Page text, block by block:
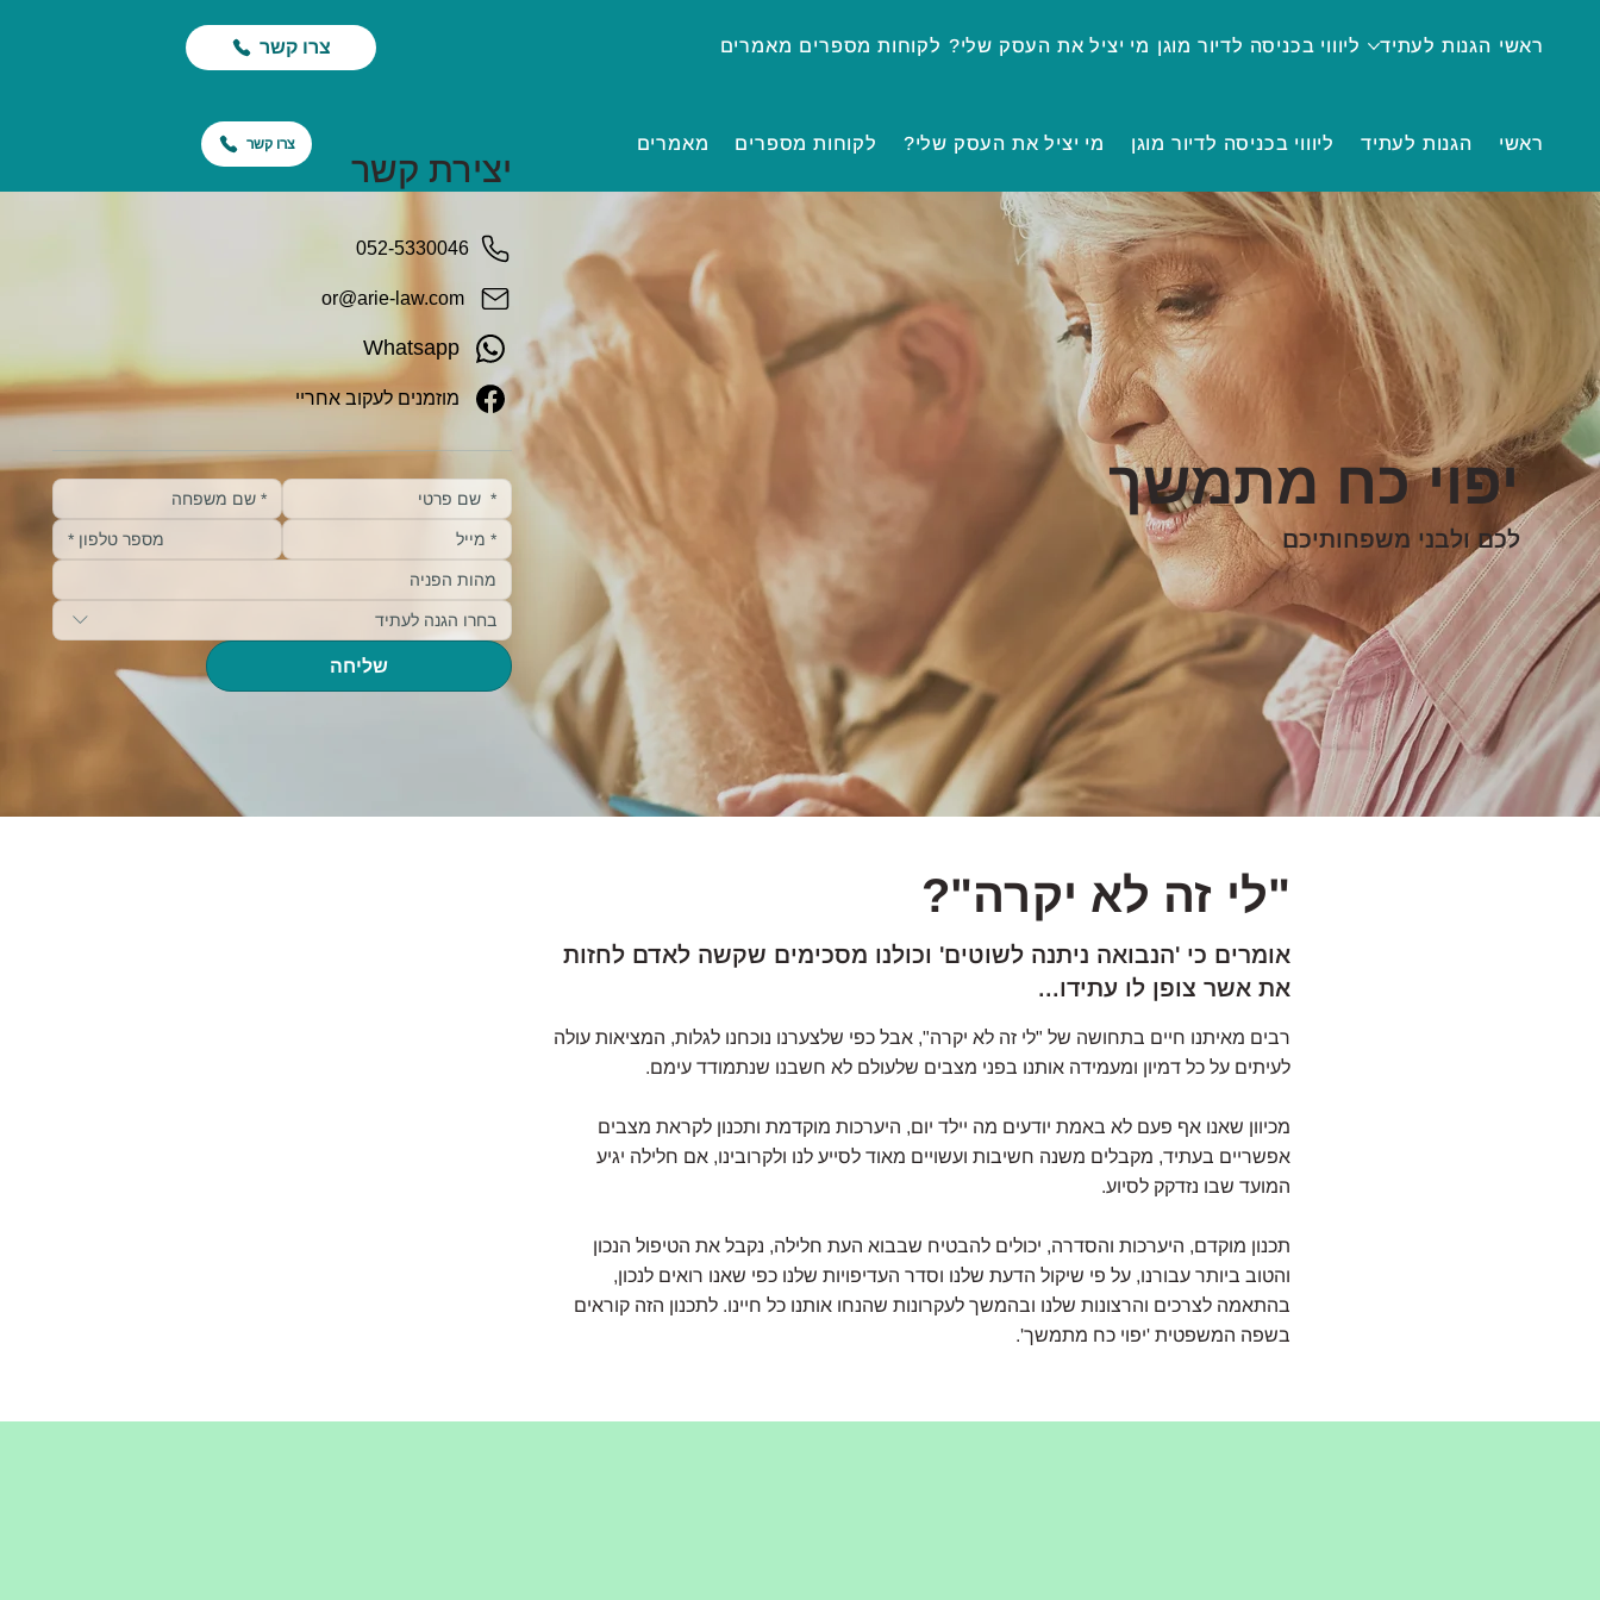
ראשי הגנות לעתיד ליוווי בכניסה לדיור מוגן מי יציל את העסק שלי? לקוחות מספרים מאמרים צרו קשר
ראשי הגנות לעתיד ליוווי בכניסה לדיור מוגן מי יציל את העסק שלי? לקוחות מספרים מאמרים צרו קשר
יפוי כח מתמשך
לכם ולבני משפחותיכם
"לי זה לא יקרה"?
אומרים כי 'הנבואה ניתנה לשוטים' וכולנו מסכימים שקשה לאדם לחזות
את אשר צופן לו עתידו...
רבים מאיתנו חיים בתחושה של "לי זה לא יקרה", אבל כפי שלצערנו נוכחנו לגלות, המציאות עולה
לעיתים על כל דמיון ומעמידה אותנו בפני מצבים שלעולם לא חשבנו שנתמודד עימם.
מכיוון שאנו אף פעם לא באמת יודעים מה יילד יום, היערכות מוקדמת ותכנון לקראת מצבים
אפשריים בעתיד, מקבלים משנה חשיבות ועשויים מאוד לסייע לנו ולקרובינו, אם חלילה יגיע
המועד שבו נזדקק לסיוע.
תכנון מוקדם, היערכות והסדרה, יכולים להבטיח שבבוא העת חלילה, נקבל את הטיפול הנכון
והטוב ביותר עבורנו, על פי שיקול הדעת שלנו וסדר העדיפויות שלנו כפי שאנו רואים לנכון,
בהתאמה לצרכים והרצונות שלנו ובהמשך לעקרונות שהנחו אותנו כל חיינו. לתכנון הזה קוראים
בשפה המשפטית 'יפוי כח מתמשך'.
יצירת קשר
052-5330046
or@arie-law.com
Whatsapp
מוזמנים לעקוב אחריי
בחרו הגנה לעתיד
שליחה